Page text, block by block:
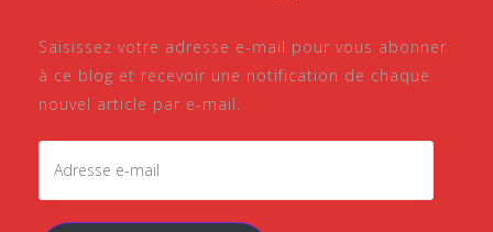
Saisissez votre adresse e-mail pour vous abonner
à ce blog et recevoir une notification de chaque
nouvel article par e-mail.